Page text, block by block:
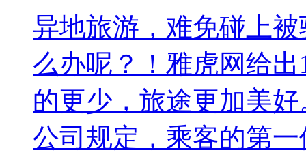
异地旅游，难免碰上
么办呢？！雅虎网给
的更少，旅途更加美
公司规定，乘客的第